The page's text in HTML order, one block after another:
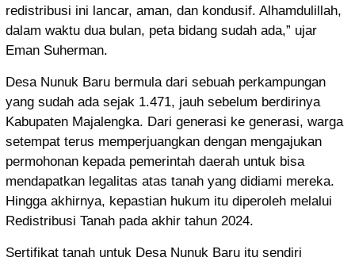
redistribusi ini lancar, aman, dan kondusif. Alhamdulillah,
dalam waktu dua bulan, peta bidang sudah ada,” ujar
Eman Suherman.
Desa Nunuk Baru bermula dari sebuah perkampungan
yang sudah ada sejak 1.471, jauh sebelum berdirinya
Kabupaten Majalengka. Dari generasi ke generasi, warga
setempat terus memperjuangkan dengan mengajukan
permohonan kepada pemerintah daerah untuk bisa
mendapatkan legalitas atas tanah yang didiami mereka.
Hingga akhirnya, kepastian hukum itu diperoleh melalui
Redistribusi Tanah pada akhir tahun 2024.
Sertifikat tanah untuk Desa Nunuk Baru itu sendiri